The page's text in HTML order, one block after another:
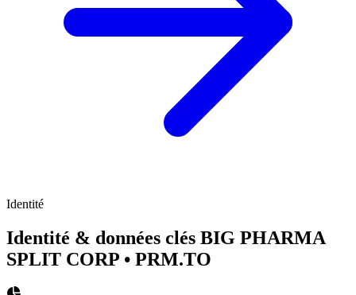
Identité
Identité & données clés BIG PHARMA
SPLIT CORP • PRM.TO